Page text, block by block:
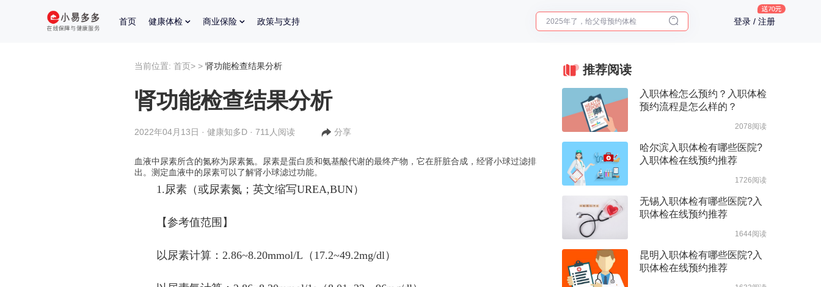
首页 健康体检 商业保险 政策与支持 体检前能吃药吗？
2025年了，给父母预约体检
登录 / 注册
当前位置: 首页> > 肾功能检查结果分析
肾功能检查结果分析
2022年04月13日 · 健康知多D · 711人阅读 分享
血液中尿素所含的氮称为尿素氮。尿素是蛋白质和氨基酸代谢的最终产物，它在肝脏合成，经肾小球过滤排
出。测定血液中的尿素可以了解肾小球滤过功能。
1.尿素（或尿素氮；英文缩写UREA,BUN）
【参考值范围】
以尿素计算： 2.86~8.20mmol/L （ 17.2~49.2mg/dl）
推荐阅读
入职体检怎么预约？入职体检
预约流程是怎么样的？
2078阅读
哈尔滨入职体检有哪些医院?
入职体检在线预约推荐
1726阅读
无锡入职体检有哪些医院?入
职体检在线预约推荐
1644阅读
昆明入职体检有哪些医院?入
职体检在线预约推荐